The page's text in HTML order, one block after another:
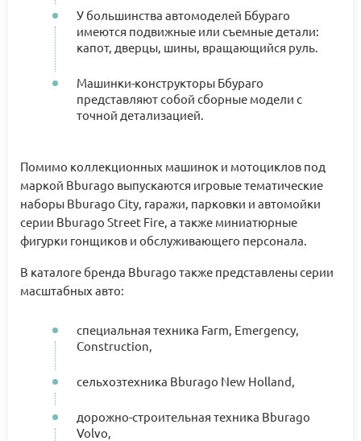
У большинства автомоделей Ббураго
имеются подвижные или съемные детали:
капот, дверцы, шины, вращающийся руль.
Машинки-конструкторы Ббураго
представляют собой сборные модели с
точной детализацией.
Помимо коллекционных машинок и мотоциклов под
маркой Bburago выпускаются игровые тематические
наборы Bburago City, гаражи, парковки и автомойки
серии Bburago Street Fire, а также миниатюрные
фигурки гонщиков и обслуживающего персонала.
В каталоге бренда Bburago также представлены серии
масштабных авто:
специальная техника Farm, Emergency,
Construction,
сельхозтехника Bburago New Holland,
дорожно-строительная техника Bburago
Volvo,